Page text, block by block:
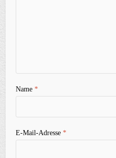
Name*
E-Mail-Adresse*